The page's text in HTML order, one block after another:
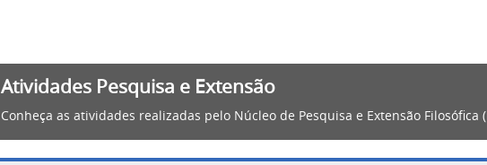
Atividades Pesquisa e Extensão
Conheça as atividades realizadas pelo Núcleo de Pesquisa e Extensão Filosófica